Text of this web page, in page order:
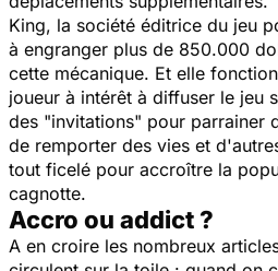
King, la société éditrice du jeu
à engranger plus de 850.000
cette mécanique. Et elle
joueur à intérêt à diffuser le jeu
des "invitations" pour parrainer
de remporter des vies et
tout ficelé pour accroître la
cagnotte.
Accro ou addict ?
A en croire les nombreux